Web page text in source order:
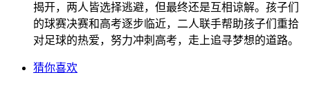
揭开，两人皆选择逃避，但最终还是互相谅解。孩子们
的球赛决赛和高考逐步临近，二人联手帮助孩子们重拾
对足球的热爱，努力冲刺高考，走上追寻梦想的道路。
猜你喜欢